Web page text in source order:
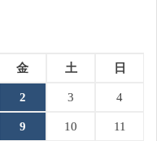
金 土 日
2 3 4
9 10 11